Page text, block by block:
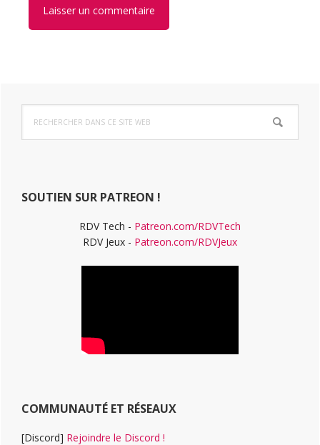
Barre
latérale
dans
ce
SOUTIEN SUR PATREON !
RDV Tech - Patreon.com/RDVTech
RDV Jeux - Patreon.com/RDVJeux
COMMUNAUTÉ ET RÉSEAUX
[Discord] Rejoindre le Discord !